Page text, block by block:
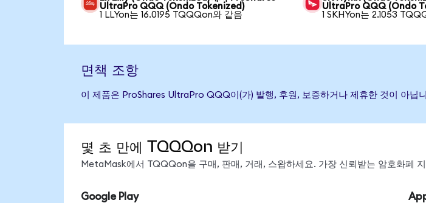
UltraPro QQQ (Ondo Tokenized)
1 LLYon는 16.0195 TQQQon와 같음
UltraPro QQQ (Ondo
1 SKHYon는 2.1053
면책 조항
이 제품은 ProShares UltraPro QQQ이(가) 발행, 후원, 보증하거나 제휴한 것이 아닙
몇 초 만에 TQQQon 받기
MetaMask에서 TQQQon을 구매, 판매, 거래, 스왑하세요. 가장 신뢰받는 암호화폐
Google Play